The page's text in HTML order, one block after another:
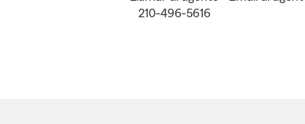
210-496-5616